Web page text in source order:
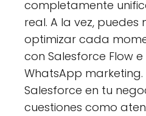
completamente
real. A la vez, puedes
optimizar cada
con Salesforce Flow
WhatsApp marketing.
Salesforce en tu
cuestiones como